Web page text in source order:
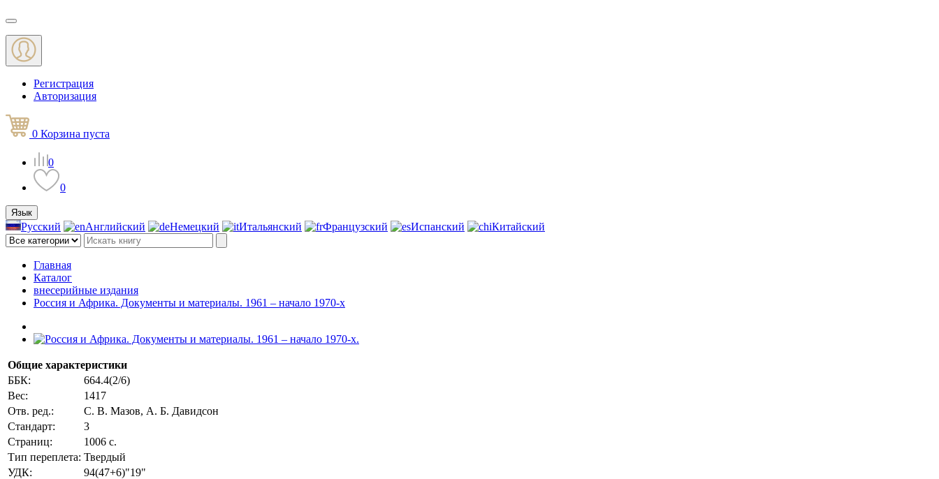
Меню
Регистрация
Авторизация
0 Корзина пуста
0
0
Язык
Русский Английский Немецкий Итальянский Французский Испанский Китайский
Главная
Каталог
внесерийные издания
Россия и Африка. Документы и материалы. 1961 – начало 1970-х
Общие характеристики
ББК:
664.4(2/6)
Вес:
1417
Отв. ред.:
С. В. Мазов, А. Б. Давидсон
Стандарт:
3
Страниц:
1006 с.
Тип переплета: Твердый
УДК:
94(47+6)"19"